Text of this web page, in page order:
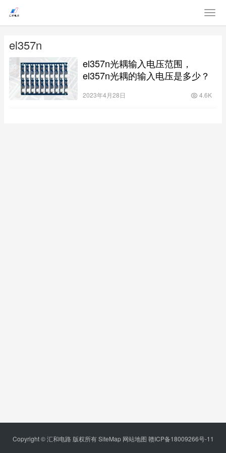
el357n
el357n光耦输入电压范围，
el357n光耦的输入电压是多少？
2023年4月28日 4.6K
Copyright © 汇和电路 版权所有SiteMap 网站地图 赣ICP备18009266号-11